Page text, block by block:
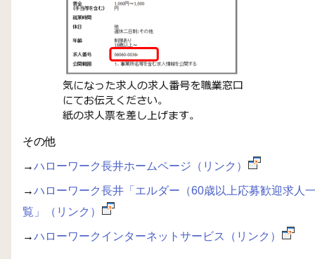
その他
→ハローワーク長井ホームページ（リンク）
→ハローワーク長井「エルダー（60歳以上応募歓迎求人
覧」（リンク）
→ハローワークインターネットサービス（リンク）